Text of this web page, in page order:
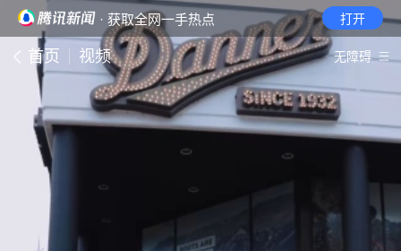
· 获取全网一手热点 打开
首页 视频 无障碍